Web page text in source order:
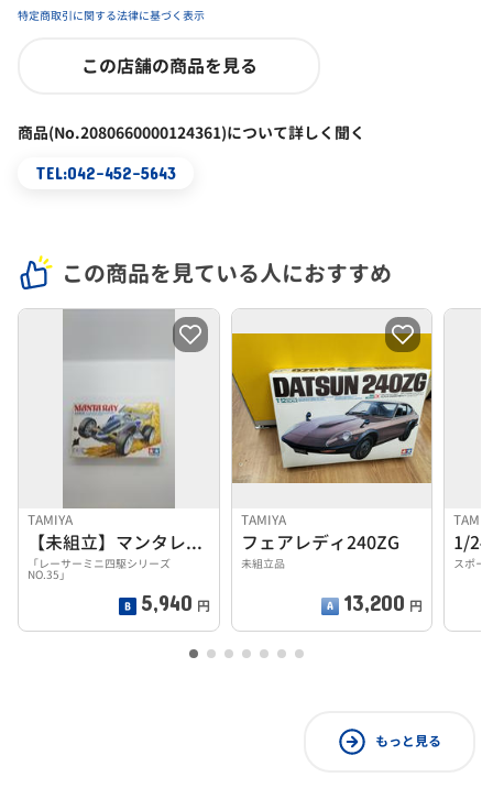
特定商取引に関する法律に基づく表示
この店舗の商品を見る
商品(No.2080660000124361)について詳しく聞く
TEL:042-452-5643
この商品を見ている人におすすめ
TAMIYA
【未組立】マンタレイJR.
「レーサーミニ四駆シリーズ
NO.35」
5,940 円
TAMIYA
フェアレディ240ZG
未組立品
13,200 円
スポー
もっと見る